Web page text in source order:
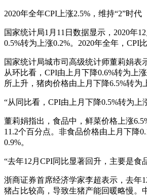
2020年全年CPI上涨2.5%，维持“2”时代
国家统计局1月11日数据显示，2020年
0.5%转为上涨0.2%。2020年全年，CPI
国家统计局城市司高级统计师董莉娟表
从环比看，CPI由上月下降0.6%转为上
所上升，猪肉价格由上月下降6.5%转为
“从同比看，CPI由上月下降0.5%转为上
董莉娟指出，食品中，鲜菜价格上涨
11.2个百分点。非食品价格由上月下降
0.9%。
“去年12月CPI同比显著回升，主要是食
浙商证券首席经济学家李超表示，去年
猪占比较高，导致生猪产能回暖略慢。